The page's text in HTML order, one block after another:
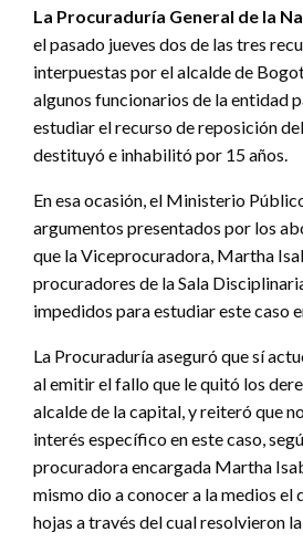
La Procuraduría General de la
el pasado jueves dos de las tres
interpuestas por el alcalde de
algunos funcionarios de la entidad
estudiar el recurso de reposición
destituyó e inhabilitó por 15 años.
En esa ocasión, el Ministerio
argumentos presentados por los
que la Viceprocuradora, Martha
procuradores de la Sala
impedidos para estudiar este caso
La Procuraduría aseguró que sí
al emitir el fallo que le quitó los
alcalde de la capital, y reiteró que
interés específico en este caso,
procuradora encargada Martha
mismo dio a conocer a la medios el
hojas a través del cual resolvieron